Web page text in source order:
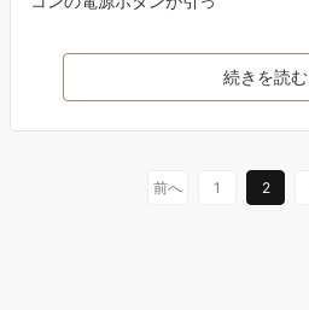
続きを読む
前へ 1 2